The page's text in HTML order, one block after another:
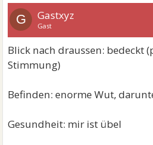
G Gastxyz
Gast
Blick nach draussen: bedeckt
Stimmung)
Befinden: enorme Wut,
Gesundheit: mir ist übel